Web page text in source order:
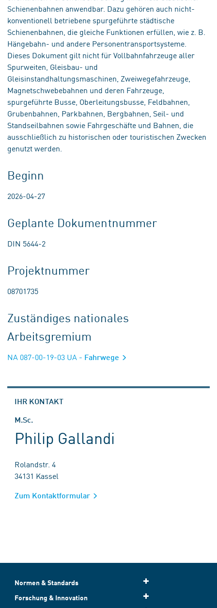
Schienenbahnen anwendbar. Dazu gehören auch nicht-
konventionell betriebene spurgeführte städtische
Schienenbahnen, die gleiche Funktionen erfüllen, wie z. B.
Hängebahn- und andere Personentransportsysteme.
Dieses Dokument gilt nicht für Vollbahnfahrzeuge aller
Spurweiten, Gleisbau- und
Gleisinstandhaltungsmaschinen, Zweiwegefahrzeuge,
Magnetschwebebahnen und deren Fahrzeuge,
spurgeführte Busse, Oberleitungsbusse, Feldbahnen,
Grubenbahnen, Parkbahnen, Bergbahnen, Seil- und
Standseilbahnen sowie Fahrgeschäfte und Bahnen, die
ausschließlich zu historischen oder touristischen Zwecken
genutzt werden.
Beginn
2026-04-27
Geplante Dokumentnummer
DIN 5644-2
Projektnummer
08701735
Zuständiges nationales
Arbeitsgremium
NA 087-00-19-03 UA - Fahrwege
IHR KONTAKT
M.Sc.
Philip Gallandi
Rolandstr. 4
34131 Kassel
Zum Kontaktformular
Normen & Standards
Forschung & Innovation